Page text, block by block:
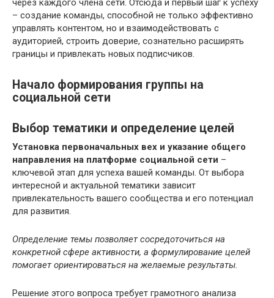
через каждого члена сети. Отсюда и первый шаг к успеху
– создание команды, способной не только эффективно
управлять контентом, но и взаимодействовать с
аудиторией, строить доверие, сознательно расширять
границы и привлекать новых подписчиков.
Начало формирования группы на
социальной сети
Выбор тематики и определение целей
Установка первоначальных вех и указание общего
направления на платформе социальной сети –
ключевой этап для успеха вашей команды. От выбора
интересной и актуальной тематики зависит
привлекательность вашего сообщества и его потенциал
для развития.
Определение темы позволяет сосредоточиться на
конкретной сфере активности, а формулирование целей
помогает ориентироваться на желаемые результаты.
Решение этого вопроса требует грамотного анализа